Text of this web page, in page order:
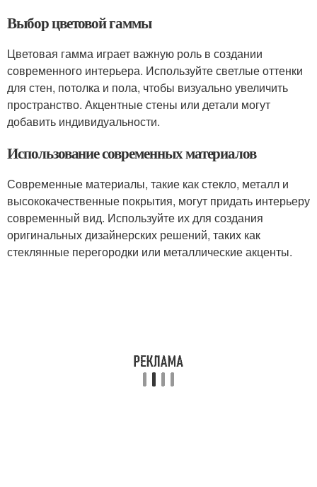
Выбор цветовой гаммы
Цветовая гамма играет важную роль в создании
современного интерьера. Используйте светлые оттенки
для стен, потолка и пола, чтобы визуально увеличить
пространство. Акцентные стены или детали могут
добавить индивидуальности.
Использование современных материалов
Современные материалы, такие как стекло, металл и
высококачественные покрытия, могут придать интерьеру
современный вид. Используйте их для создания
оригинальных дизайнерских решений, таких как
стеклянные перегородки или металлические акценты.